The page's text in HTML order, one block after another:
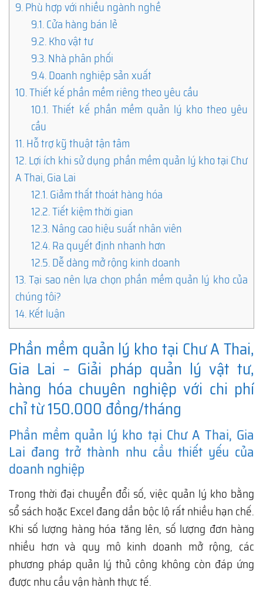
9.Phù hợp với nhiều ngành nghề
9.1.Cửa hàng bán lẻ
9.2.Kho vật tư
9.3.Nhà phân phối
9.4.Doanh nghiệp sản xuất
10.Thiết kế phần mềm riêng theo yêu cầu
10.1. Thiết kế phần mềm quản lý kho theo yêu
cầu
11.Hỗ trợ kỹ thuật tận tâm
12.Lợi ích khi sử dụng phần mềm quản lý kho tại Chư
A Thai, Gia Lai
12.1.Giảm thất thoát hàng hóa
12.2.Tiết kiệm thời gian
12.3.Nâng cao hiệu suất nhân viên
12.4.Ra quyết định nhanh hơn
12.5.Dễ dàng mở rộng kinh doanh
13.Tại sao nên lựa chọn phần mềm quản lý kho của
chúng tôi?
14.Kết luận
Phần mềm quản lý kho tại Chư A Thai,
Gia Lai – Giải pháp quản lý vật tư,
hàng hóa chuyên nghiệp với chi phí
chỉ từ 150.000 đồng/tháng
Phần mềm quản lý kho tại Chư A Thai, Gia
Lai đang trở thành nhu cầu thiết yếu của
doanh nghiệp
Trong thời đại chuyển đổi số, việc quản lý kho bằng
sổ sách hoặc Excel đang dần bộc lộ rất nhiều hạn chế.
Khi số lượng hàng hóa tăng lên, số lượng đơn hàng
nhiều hơn và quy mô kinh doanh mở rộng, các
phương pháp quản lý thủ công không còn đáp ứng
được nhu cầu vận hành thực tế.